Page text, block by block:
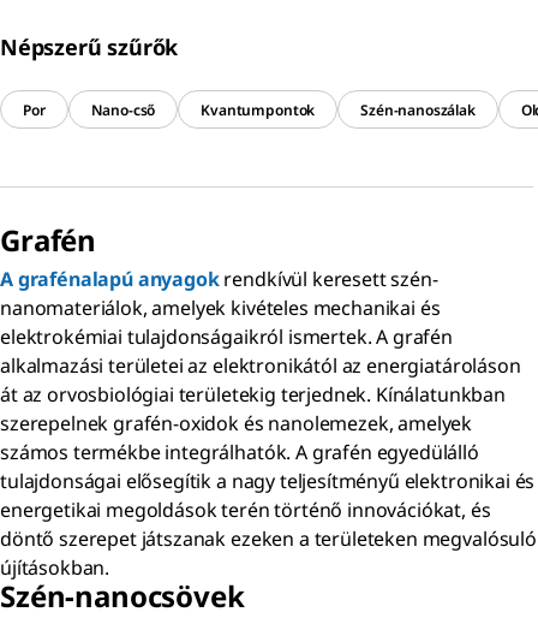
Népszerű szűrők
Por Nano-cső Kvantumpontok Szén-nanoszálak
Grafén
A grafénalapú anyagokrendkívül keresett szén-
nanomateriálok, amelyek kivételes mechanikai és
elektrokémiai tulajdonságaikról ismertek. A grafén
alkalmazási területei az elektronikától az energiatároláson
át az orvosbiológiai területekig terjednek. Kínálatunkban
szerepelnek grafén-oxidok és nanolemezek, amelyek
számos termékbe integrálhatók. A grafén egyedülálló
tulajdonságai elősegítik a nagy teljesítményű elektronikai és
energetikai megoldások terén történő innovációkat, és
döntő szerepet játszanak ezeken a területeken megvalósuló
újításokban.
Szén-nanocsövek